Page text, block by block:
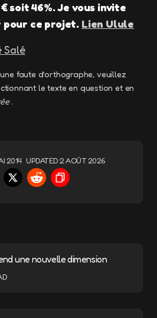
soit 46%. Je vous invite
pour ce projet. Lien Ulule
Salé
faute d’orthographe, veuillez
le texte en question et en
.
2014 UPDATED:2 AOÛT 2026
une nouvelle dimension